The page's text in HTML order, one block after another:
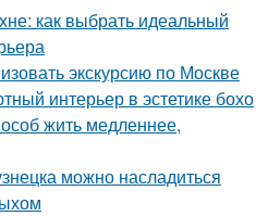
как выбрать идеальный
экскурсию по Москве
интерьер в эстетике бохо
жить медленнее,
можно насладиться